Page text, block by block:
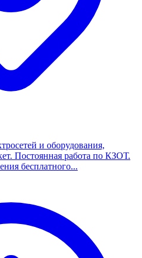
и оборудования,
Постоянная работа по КЗОТ.
бесплатного...